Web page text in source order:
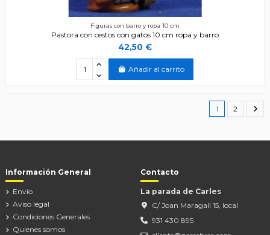
Figuras con barro y ropa 10 cm
Pastora con cestos con gatos 10 cm ropa y barro
42,50 €
Añadir al carrito
1 2
Información General
Envío
Aviso legal
Condiciones Generales
Quienes somos
Contacto
La parada de Carles
C/ Joan Maragall 15, local
931 430 895